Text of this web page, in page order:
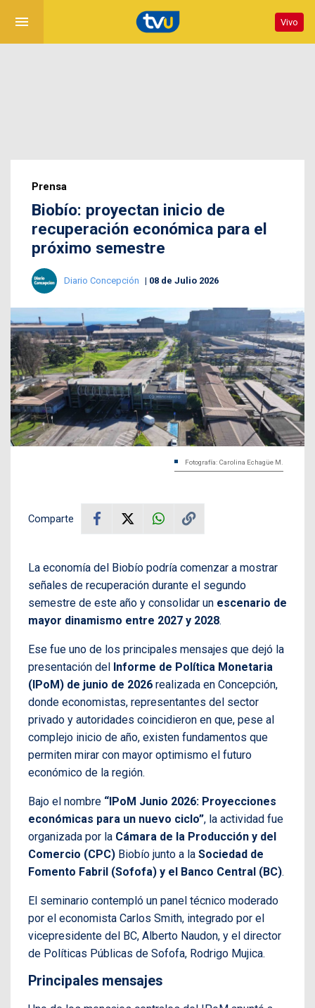
menu Vivo
Prensa
Biobío: proyectan inicio de
recuperación económica para el
próximo semestre
Diario Concepción 08 de Julio 2026
Fotografía: Carolina Echagüe M.
Comparte
La economía del Biobío podría comenzar a mostrar
señales de recuperación durante el segundo
semestre de este año y consolidar un escenario de
mayor dinamismo entre 2027 y 2028.
Ese fue uno de los principales mensajes que dejó la
presentación del Informe de Política Monetaria
(IPoM) de junio de 2026 realizada en Concepción,
donde economistas, representantes del sector
privado y autoridades coincidieron en que, pese al
complejo inicio de año, existen fundamentos que
permiten mirar con mayor optimismo el futuro
económico de la región.
Bajo el nombre “IPoM Junio 2026: Proyecciones
económicas para un nuevo ciclo”, la actividad fue
organizada por la Cámara de la Producción y del
Comercio (CPC) Biobío junto a la Sociedad de
Fomento Fabril (Sofofa) y el Banco Central (BC).
El seminario contempló un panel técnico moderado
por el economista Carlos Smith, integrado por el
vicepresidente del BC, Alberto Naudon, y el director
de Políticas Públicas de Sofofa, Rodrigo Mujica.
Principales mensajes